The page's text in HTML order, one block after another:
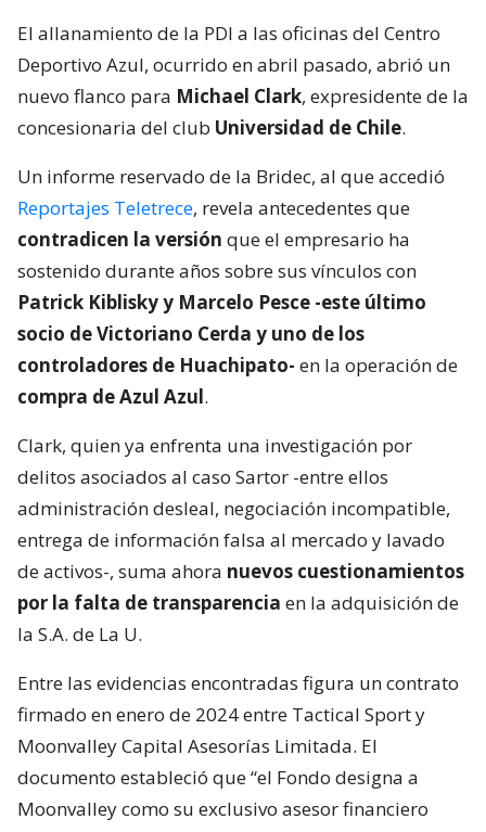
El allanamiento de la PDI a las oficinas del Centro
Deportivo Azul, ocurrido en abril pasado, abrió un
nuevo flanco para Michael Clark, expresidente de la
concesionaria del club Universidad de Chile.
Un informe reservado de la Bridec, al que accedió
Reportajes Teletrece, revela antecedentes que
contradicen la versión que el empresario ha
sostenido durante años sobre sus vínculos con
Patrick Kiblisky y Marcelo Pesce -este último
socio de Victoriano Cerda y uno de los
controladores de Huachipato- en la operación de
compra de Azul Azul.
Clark, quien ya enfrenta una investigación por
delitos asociados al caso Sartor -entre ellos
administración desleal, negociación incompatible,
entrega de información falsa al mercado y lavado
de activos-, suma ahora nuevos cuestionamientos
por la falta de transparencia en la adquisición de
la S.A. de La U.
Entre las evidencias encontradas figura un contrato
firmado en enero de 2024 entre Tactical Sport y
Moonvalley Capital Asesorías Limitada. El
documento estableció que “el Fondo designa a
Moonvalley como su exclusivo asesor financiero